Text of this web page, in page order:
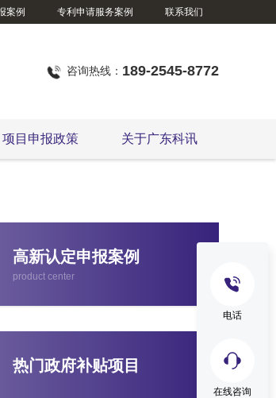
案例 专利申请服务案例 联系我们
咨询热线： 189-2545-8772
项目申报政策 关于广东科讯
高新认定申报案例
product center
热门政府补贴项目
电话
在线咨询